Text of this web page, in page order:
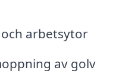
arbetsytor
av golv